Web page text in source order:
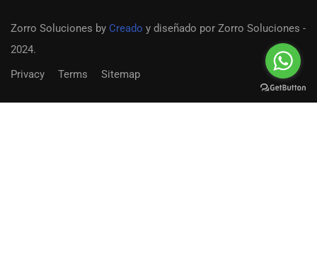
Zorro Soluciones by Creado y diseñado por Zorro Soluciones -
2024.
Privacy
Terms Sitemap